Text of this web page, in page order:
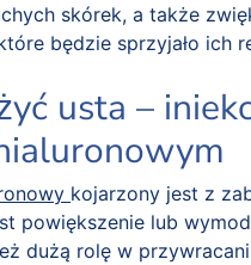
skórek, a także
będzie sprzyjało ich
usta –
kojarzony jest z
powiększenie lub
dużą rolę w